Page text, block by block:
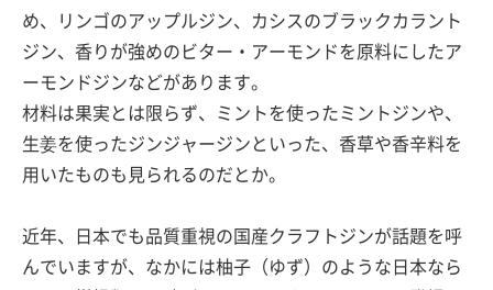
め、リンゴのアップルジン、カシスのブラックカラント
ジン、香りが強めのビター・アーモンドを原料にしたア
ーモンドジンなどがあります。
材料は果実とは限らず、ミントを使ったミントジンや、
生姜を使ったジンジャージンといった、香草や香辛料を
用いたものも見られるのだとか。
近年、日本でも品質重視の国産クラフトジンが話題を呼
んでいますが、なかには柚子（ゆず）のような日本なら